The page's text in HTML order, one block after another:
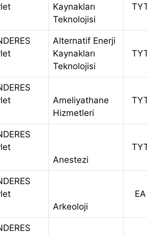
Kaynakları
Teknolojisi
Alternatif Enerji
Kaynakları
Teknolojisi
Ameliyathane
Hizmetleri
Anestezi
Arkeoloji
EA